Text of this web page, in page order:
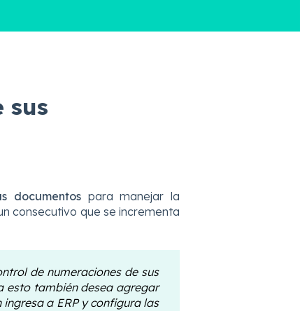
sus
documentospara manejar la
consecutivo que se incrementa
de numeraciones de sus
esto también desea agregar
a ERP y configura las